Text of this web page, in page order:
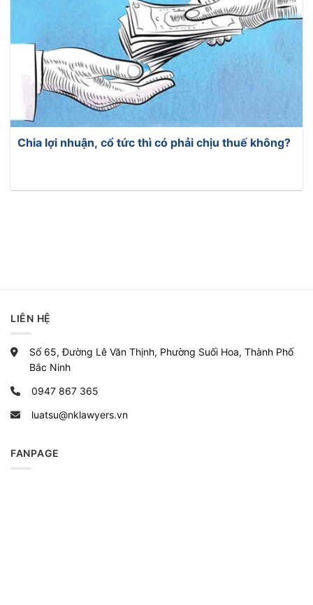
Chia lợi nhuận, cổ tức thì có phải chịu thuế không?
LIÊN HỆ
Số 65, Đường Lê Văn Thịnh, Phường Suối Hoa, Thành Phố
Bắc Ninh
0947 867 365
luatsu@nklawyers.vn
FANPAGE